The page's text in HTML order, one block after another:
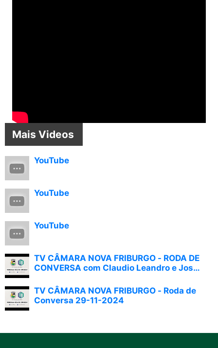
Mais Videos
YouTube
YouTube
YouTube
TV CÂMARA NOVA FRIBURGO - RODA DE
CONVERSA com Claudio Leandro e José
TV CÂMARA NOVA FRIBURGO - Roda de
Conversa 29-11-2024